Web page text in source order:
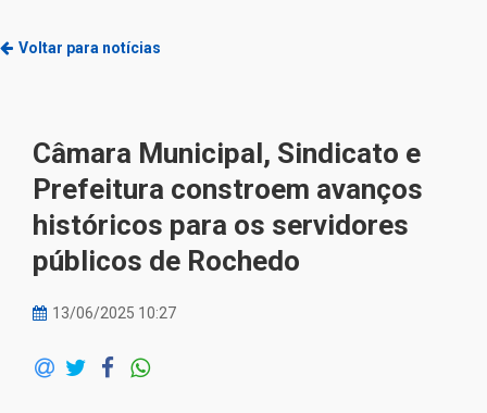
Voltar para notícias
Câmara Municipal, Sindicato e
Prefeitura constroem avanços
históricos para os servidores
públicos de Rochedo
13/06/2025 10:27